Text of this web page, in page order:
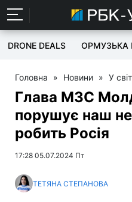
DRONE DEALS ОРМУЗЬКА
Головна » Новини » У
Глава МЗС
порушує наш
робить Росія
17:28 05.07.2024 Пт
ТЕТЯНА СТЕПАНОВА